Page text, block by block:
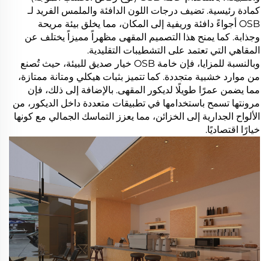
كمادة رئيسية. تضيف درجات اللون الدافئة والملمس الفريد لـ
OSB أجواءً دافئة وريفية إلى المكان، مما يخلق بيئة مريحة
وجذابة. كما يمنح هذا التصميم المقهى مظهراً مميزاً يختلف عن
المقاهي التي تعتمد على التشطيبات التقليدية.
وبالنسبة للمزايا، فإن خامة OSB خيار صديق للبيئة، حيث تُصنع
من موارد خشبية متجددة. كما تتميز بثبات هيكلي ومتانة ممتازة،
مما يضمن عمرًا طويلًا لديكور المقهى. بالإضافة إلى ذلك، فإن
مرونتها تسمح باستخدامها في تطبيقات متعددة داخل الديكور، من
الألواح الجدارية إلى الخزائن، مما يعزز التماسك الجمالي مع كونها
خيارًا اقتصاديًا.